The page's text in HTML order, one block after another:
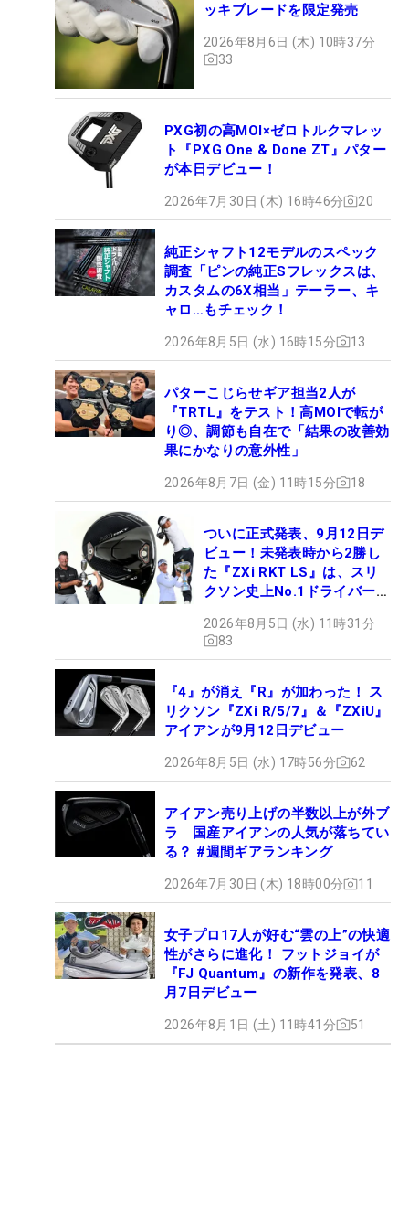
ッキブレードを限定発売
2026年8月6日 (木) 10時37分
33
PXG初の高MOI×ゼロトルクマレッ
ト『PXG One & Done ZT』パター
が本日デビュー！
2026年7月30日 (木) 16時46分 20
純正シャフト12モデルのスペック
調査「ピンの純正Sフレックスは、
カスタムの6X相当」テーラー、キ
ャロ…もチェック！
2026年8月5日 (水) 16時15分 13
パターこじらせギア担当2人が
『TRTL』をテスト！高MOIで転が
り◎、調節も自在で「結果の改善効
果にかなりの意外性」
2026年8月7日 (金) 11時15分 18
ついに正式発表、9月12日デ
ビュー！未発表時から2勝し
た『ZXi RKT LS』は、スリ
クソン史上No.1ドライバー!?
2026年8月5日 (水) 11時31分
83
『4』が消え『R』が加わった！ ス
リクソン『ZXi R/5/7』＆『ZXiU』
アイアンが9月12日デビュー
2026年8月5日 (水) 17時56分 62
アイアン売り上げの半数以上が外ブ
ラ 国産アイアンの人気が落ちてい
る？ #週間ギアランキング
2026年7月30日 (木) 18時00分 11
女子プロ17人が好む“雲の上”の快適
性がさらに進化！ フットジョイが
『FJ Quantum』の新作を発表、8
月7日デビュー
2026年8月1日 (土) 11時41分 51